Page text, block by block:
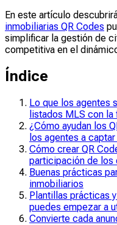
En este artículo
inmobiliarias QR Codes
simplificar la gestión de
competitiva en el
Índice
Lo que los agentes
listados MLS con la
¿Cómo ayudan los
los agentes a
Cómo crear QR
participación de los
Buenas prácticas
inmobiliarios
Plantillas prácticas
puedes empezar a
Convierte cada